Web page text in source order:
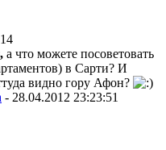
а что можете посоветовать
в Сарти? И
видно гору Афон?
- 28.04.2012 23:23:51